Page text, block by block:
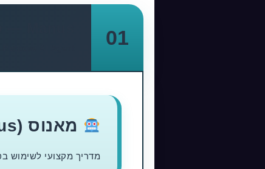
01
מאנוס (Manus)
מדריך מקצועי לשימוש